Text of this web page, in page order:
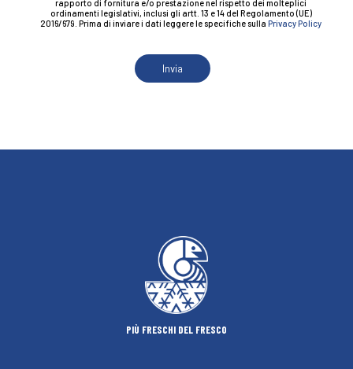
rapporto di fornitura e/o prestazione nel rispetto dei molteplici
ordinamenti legislativi, inclusi gli artt. 13 e 14 del Regolamento (UE)
2016/679. Prima di inviare i dati leggere le specifiche sulla Privacy Policy
PIÙ FRESCHI DEL FRESCO